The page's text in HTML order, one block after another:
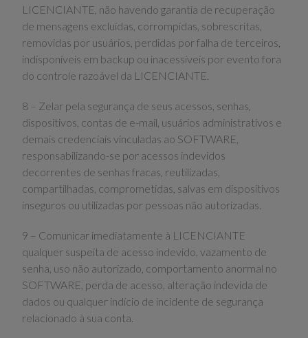
LICENCIANTE, não havendo garantia de recuperação
de mensagens excluídas, corrompidas, sobrescritas,
removidas por usuários, perdidas por falha de terceiros,
indisponíveis em backup ou inacessíveis por evento fora
do controle razoável da LICENCIANTE.
8 – Zelar pela segurança de seus acessos, senhas,
dispositivos, contas de e-mail, usuários administrativos e
demais credenciais vinculadas ao SOFTWARE,
responsabilizando-se por acessos indevidos
decorrentes de senhas fracas, reutilizadas,
compartilhadas, comprometidas, salvas em dispositivos
inseguros ou utilizadas por pessoas não autorizadas.
9 – Comunicar imediatamente à LICENCIANTE
qualquer suspeita de acesso indevido, vazamento de
senha, uso não autorizado, comportamento anormal no
SOFTWARE, perda de acesso, alteração indevida de
dados ou qualquer indício de incidente de segurança
relacionado à sua conta.